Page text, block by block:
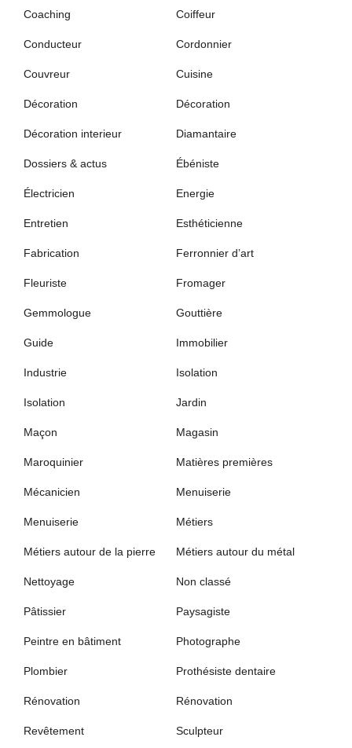
Coaching Coiffeur
Conducteur Cordonnier
Couvreur Cuisine
Décoration Décoration
Décoration interieur Diamantaire
Dossiers & actus Ébéniste
Électricien Energie
Entretien Esthéticienne
Fabrication Ferronnier d’art
Fleuriste Fromager
Gemmologue Gouttière
Guide Immobilier
Industrie Isolation
Isolation Jardin
Maçon Magasin
Maroquinier Matières premières
Mécanicien Menuiserie
Menuiserie Métiers
Métiers autour de la pierre Métiers autour du métal
Nettoyage Non classé
Pâtissier Paysagiste
Peintre en bâtiment Photographe
Plombier Prothésiste dentaire
Rénovation Rénovation
Revêtement Sculpteur